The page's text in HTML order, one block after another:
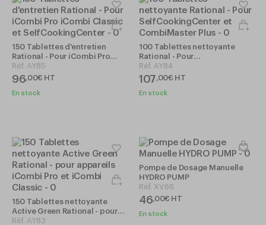
150 Tablettes d'entretien
Rational - Pour iCombi Pro
iCombi Classic et
SelfCookingCenter
Réf. AY85
96,00€ HT
En stock
100 Tablettes nettoyante
Rational - Pour
SelfCookingCenter et
CombiMaster Plus
Réf. AY84
107,00€ HT
En stock
150 Tablettes nettoyante
Active Green Rational - pour
appareils iCombi Pro et
Réf. AY83
Pompe de Dosage Manuelle
HYDRO PUMP
Réf. XV66
46,00€ HT
En stock